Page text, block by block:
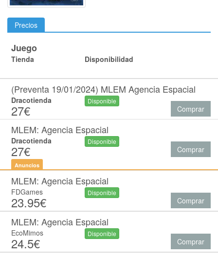
Precios
Juego
Tienda Disponibilidad
(Preventa 19/01/2024) MLEM Agencia Espacial
Dracotienda
27€
Disponible
Comprar
MLEM: Agencia Espacial
Dracotienda
27€
Disponible
Comprar
Anuncios
MLEM: Agencia Espacial
FDGames
23.95€
Disponible
Comprar
MLEM: Agencia Espacial
EcoMimos
24.5€
Disponible
Comprar